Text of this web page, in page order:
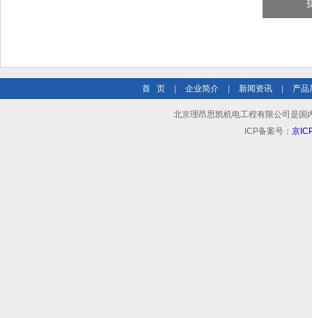
首 页 企业简介 新闻资讯 产品
北京理昂思凯机电工程有限公司是国
ICP备案号： 京